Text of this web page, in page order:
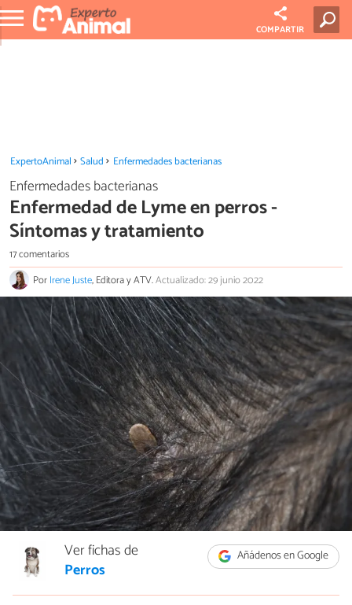
COMPARTIR
ExpertoAnimal Salud Enfermedades bacterianas
Enfermedades bacterianas
Enfermedad de Lyme en perros -
Síntomas y tratamiento
17 comentarios
PorIrene Juste, Editora y ATV.Actualizado: 29 junio 2022
Añádenos en Google
Ver fichas de
Perros